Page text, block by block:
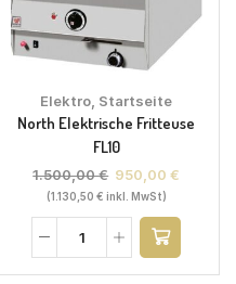
Elektro Startseite
North Elektrische Fritteuse
FL10
1.500,00€ 950,00€
(1.130,50 € inkl. MwSt)